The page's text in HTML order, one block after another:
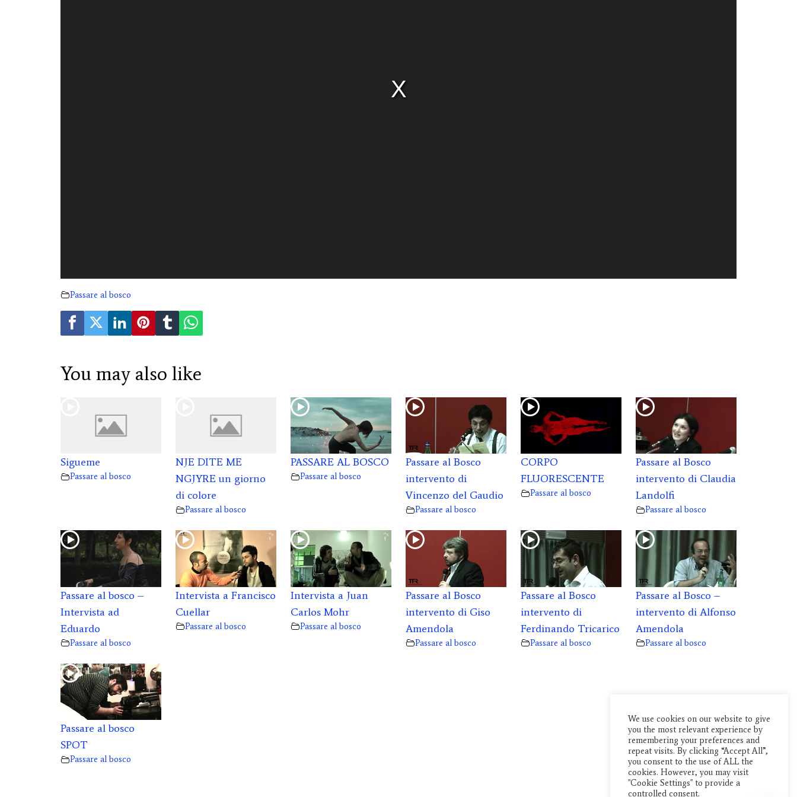
Passare al bosco
You may also like
Sigueme
Passare al bosco
NJE DITE ME
NGJYRE un giorno
di colore
Passare al bosco
PASSARE AL BOSCO
Passare al bosco
Passare al Bosco
intervento di
Vincenzo del Gaudio
Passare al bosco
CORPO
FLUORESCENTE
Passare al bosco
Passare al Bosco
intervento di Claudia
Landolfi
Passare al bosco
Passare al bosco –
Intervista ad
Eduardo
Passare al bosco
Intervista a Francisco
Cuellar
Passare al bosco
Intervista a Juan
Carlos Mohr
Passare al bosco
Passare al Bosco
intervento di Giso
Amendola
Passare al bosco
Passare al Bosco
intervento di
Ferdinando Tricarico
Passare al bosco
Passare al Bosco –
intervento di Alfonso
Amendola
Passare al bosco
Passare al bosco
SPOT
Passare al bosco
We use cookies on our website to give
you the most relevant experience by
remembering your preferences and
repeat visits. By clicking “Accept All”,
you consent to the use of ALL the
cookies. However, you may visit
"Cookie Settings" to provide a
controlled consent.